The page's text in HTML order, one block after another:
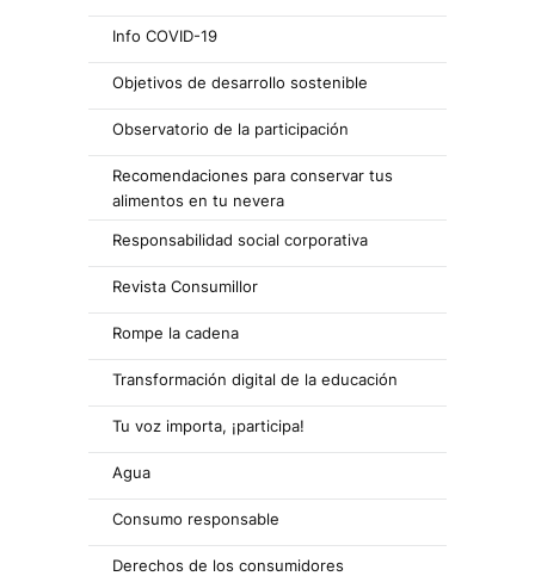
Info COVID-19
Objetivos de desarrollo sostenible
Observatorio de la participación
Recomendaciones para conservar tus
alimentos en tu nevera
Responsabilidad social corporativa
Revista Consumillor
Rompe la cadena
Transformación digital de la educación
Tu voz importa, ¡participa!
Agua
Consumo responsable
Derechos de los consumidores